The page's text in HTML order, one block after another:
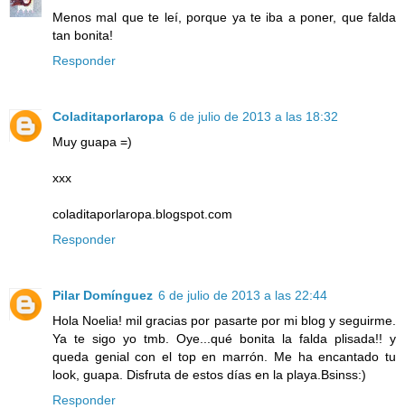
Menos mal que te leí, porque ya te iba a poner, que falda
tan bonita!
Responder
Coladitaporlaropa 6 de julio de 2013 a las 18:32
Muy guapa =)
xxx
coladitaporlaropa.blogspot.com
Responder
Pilar Domínguez 6 de julio de 2013 a las 22:44
Hola Noelia! mil gracias por pasarte por mi blog y seguirme.
Ya te sigo yo tmb. Oye...qué bonita la falda plisada!! y
queda genial con el top en marrón. Me ha encantado tu
look, guapa. Disfruta de estos días en la playa.Bsinss:)
Responder